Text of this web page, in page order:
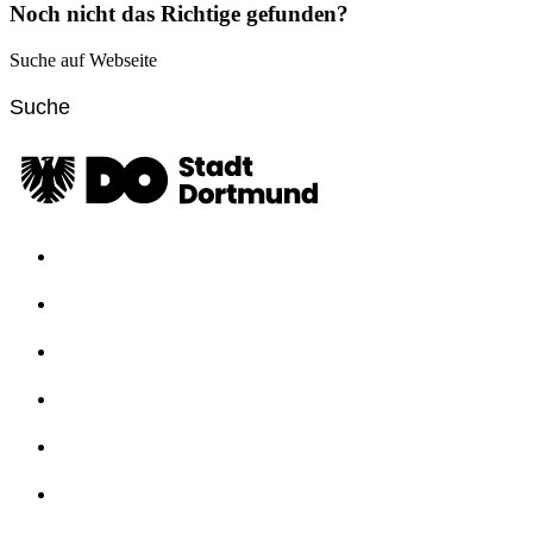
Noch nicht das Richtige gefunden?
Suche auf Webseite